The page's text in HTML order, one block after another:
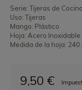
Serie: Tijeras de Cocina
Uso: Tijeras
Mango: Plástico
Hoja: Acero Inoxidable
Medida de la hoja: 240
9,50 €